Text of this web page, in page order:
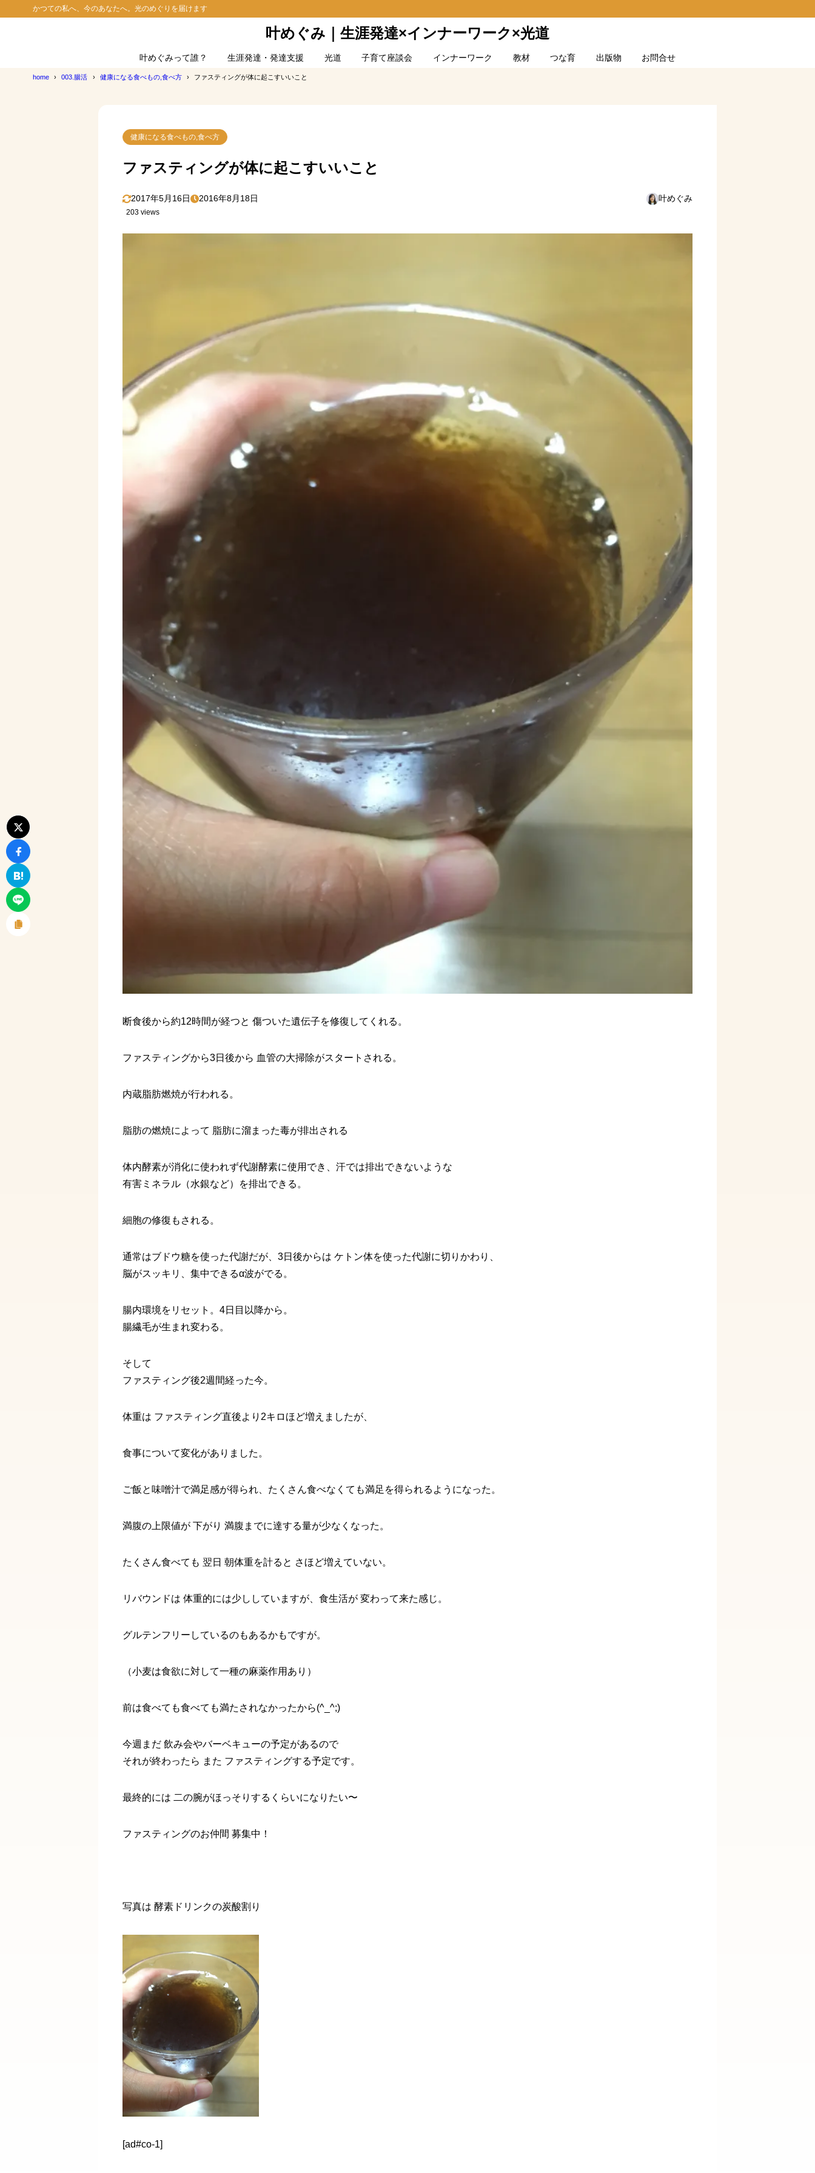
かつての私へ、今のあなたへ。光のめぐりを届けます
叶めぐみ｜生涯発達×インナーワーク×光道
叶めぐみって誰？ 生涯発達・発達支援 光道 子育て座談会 インナーワーク 教材 つな育 出版物 お問合せ
home 003.腸活 健康になる食べもの,食べ方 ファスティングが体に起こすいいこと
健康になる食べもの,食べ方
ファスティングが体に起こすいいこと
2017年5月16日 2016年8月18日 叶めぐみ
203 views
断食後から約12時間が経つと 傷ついた遺伝子を修復してくれる。
ファスティングから3日後から 血管の大掃除がスタートされる。
内蔵脂肪燃焼が行われる。
脂肪の燃焼によって 脂肪に溜まった毒が排出される
体内酵素が消化に使われず代謝酵素に使用でき、汗では排出できないような
有害ミネラル（水銀など）を排出できる。
細胞の修復もされる。
通常はブドウ糖を使った代謝だが、3日後からは ケトン体を使った代謝に切りかわり、
脳がスッキリ、集中できるα波がでる。
腸内環境をリセット。4日目以降から。
腸繊毛が生まれ変わる。
そして
ファスティング後2週間経った今。
体重は ファスティング直後より2キロほど増えましたが、
食事について変化がありました。
ご飯と味噌汁で満足感が得られ、たくさん食べなくても満足を得られるようになった。
満腹の上限値が 下がり 満腹までに達する量が少なくなった。
たくさん食べても 翌日 朝体重を計ると さほど増えていない。
リバウンドは 体重的には少ししていますが、食生活が 変わって来た感じ。
グルテンフリーしているのもあるかもですが。
（小麦は食欲に対して一種の麻薬作用あり）
前は食べても食べても満たされなかったから(^_^;)
今週まだ 飲み会やバーベキューの予定があるので
それが終わったら また ファスティングする予定です。
最終的には 二の腕がほっそりするくらいになりたい〜
ファスティングのお仲間 募集中！
写真は 酵素ドリンクの炭酸割り
[ad#co-1]